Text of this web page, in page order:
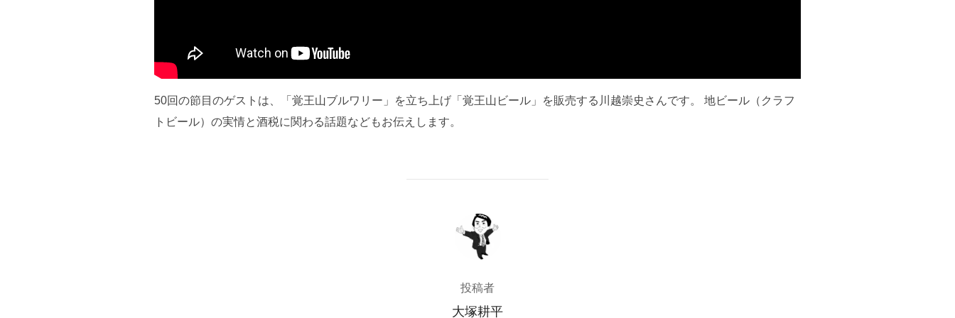
50回の節目のゲストは、「覚王山ブルワリー」を立ち上げ「覚王山ビール」を販売する川越崇史さんです。 地ビール（クラフ
トビール）の実情と酒税に関わる話題などもお伝えします。
投稿者
投稿者
大塚耕平